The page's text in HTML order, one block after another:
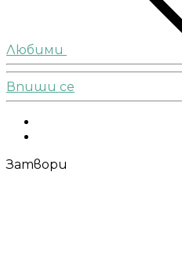
Любими
Впиши се
Затвори